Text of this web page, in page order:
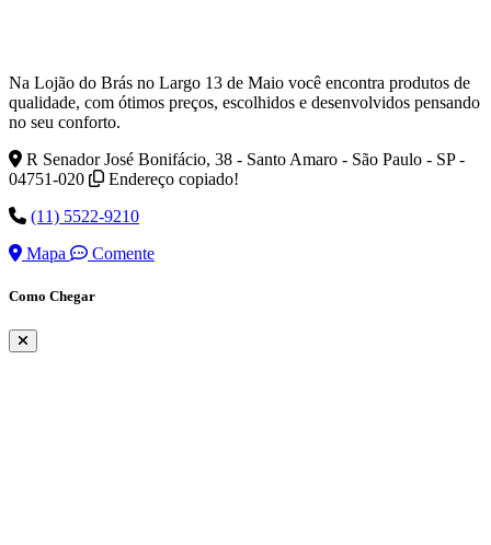
Na Lojão do Brás no Largo 13 de Maio você encontra produtos de
qualidade, com ótimos preços, escolhidos e desenvolvidos pensando
no seu conforto.
R Senador José Bonifácio, 38 - Santo Amaro - São Paulo - SP -
04751-020
Endereço copiado!
(11) 5522-9210
Mapa
Comente
Como Chegar